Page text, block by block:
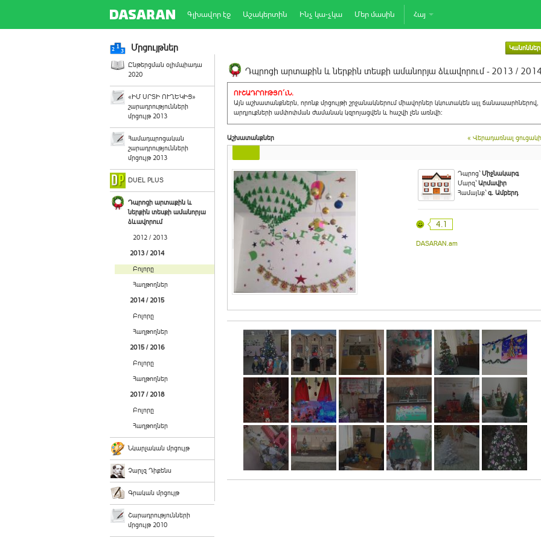
Գլխավոր էջ Աշակերտին Ինչ կա-չկա Մեր մասին Հայ
Մրցույթներ Կանոններ
Ընթերցման օլիմպիադա
2020
«ԻՄ ՍՐՏԻ ՈՒՂԵԿԻՑ»
շարադրությունների
մրցույթ 2013
Համադպրոցական
շարադրությունների
մրցույթ 2013
DUEL PLUS
Դպրոցի արտաքին և
ներքին տեսքի ամանորյա
ձևավորում
2012 / 2013
2013 / 2014
Բոլորը
Հաղթողներ
2014 / 2015
Բոլորը
Հաղթողներ
2015 / 2016
Բոլորը
Հաղթողներ
2017 / 2018
Բոլորը
Հաղթողներ
Նկարչական մրցույթ
Չարլզ Դիքենս
Գրական մրցույթ
Շարադրությունների
մրցույթ 2010
Դպրոցի արտաքին և ներքին տեսքի ամանորյա ձևավորում - 2013 / 2014
ՈՒՇԱԴՐՈՒԹՅՈ´ւՆ.
Այն աշխատանքներն, որոնք մրցույթի շրջանակներում միավորներ կկուտակեն այլ ճանապարհներով,
արդյուքների ամփոփման ժամանակ կզրոյացվեն և հաշվի չեն առնվի:
Աշխատանքներ « Վերադառնալ
Դպրոց`Միջնակարգ
Մարզ`Արմավիր
Համայնք`գ. Ամբերդ
4.1
DASARAN.am